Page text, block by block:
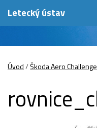
Letecký ústav
Úvod/Škoda Aero Challenge